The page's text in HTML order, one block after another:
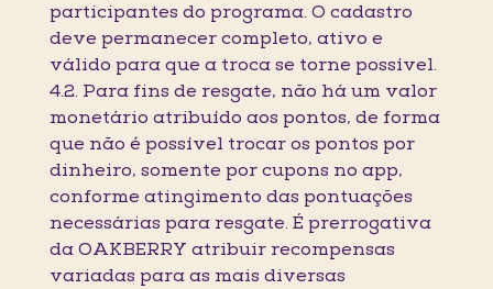
participantes do programa. O cadastro
deve permanecer completo, ativo e
válido para que a troca se torne possível.
4.2. Para fins de resgate, não há um valor
monetário atribuído aos pontos, de forma
que não é possível trocar os pontos por
dinheiro, somente por cupons no app,
conforme atingimento das pontuações
necessárias para resgate. É prerrogativa
da OAKBERRY atribuir recompensas
variadas para as mais diversas